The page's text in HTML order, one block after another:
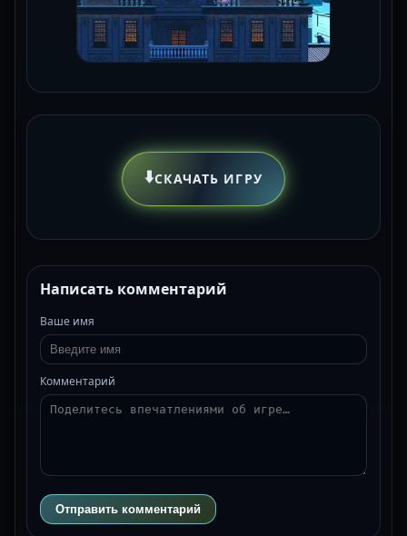
⬇️СКАЧАТЬ ИГРУ
Написать комментарий
Ваше имя
Комментарий
Отправить комментарий